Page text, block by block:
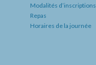
Modalités d’inscriptions
Repas
Horaires de la journée